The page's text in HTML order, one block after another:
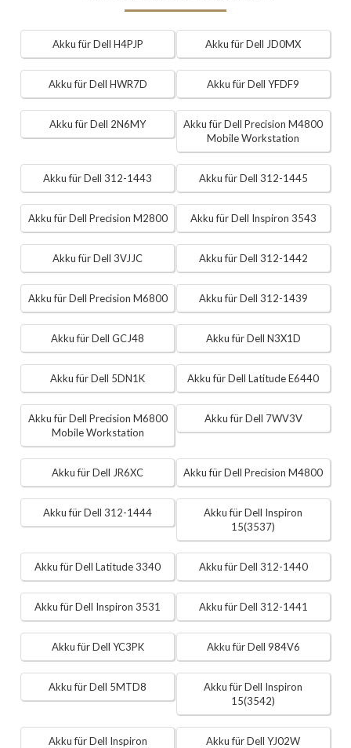
Akku für Dell H4PJP Akku für Dell JD0MX
Akku für Dell HWR7D Akku für Dell YFDF9
Akku für Dell 2N6MY
Akku für Dell Precision M4800
Mobile Workstation
Akku für Dell 312-1443 Akku für Dell 312-1445
Akku für Dell Precision M2800 Akku für Dell Inspiron 3543
Akku für Dell 3VJJC Akku für Dell 312-1442
Akku für Dell Precision M6800 Akku für Dell 312-1439
Akku für Dell GCJ48 Akku für Dell N3X1D
Akku für Dell 5DN1K Akku für Dell Latitude E6440
Akku für Dell Precision M6800
Mobile Workstation
Akku für Dell 7WV3V
Akku für Dell JR6XC Akku für Dell Precision M4800
Akku für Dell 312-1444
Akku für Dell Inspiron
15(3537)
Akku für Dell Latitude 3340 Akku für Dell 312-1440
Akku für Dell Inspiron 3531 Akku für Dell 312-1441
Akku für Dell YC3PK Akku für Dell 984V6
Akku für Dell 5MTD8
Akku für Dell Inspiron
15(3542)
Akku für Dell Inspiron
Akku für Dell YJ02W